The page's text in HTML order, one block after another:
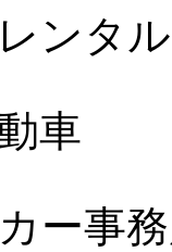
ンタル
車
ー事